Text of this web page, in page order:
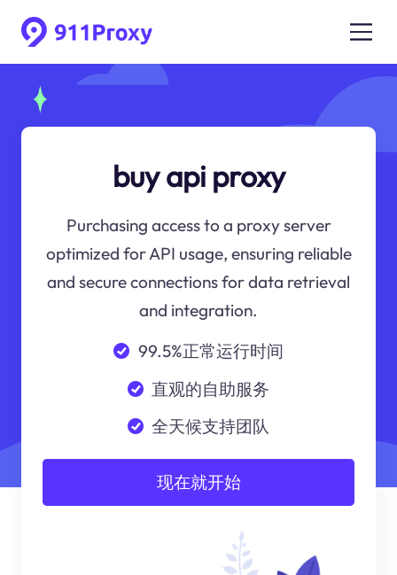
buy api proxy
Purchasing access to a proxy server
optimized for API usage, ensuring reliable
and secure connections for data retrieval
and integration.
99.5%正常运行时间
直观的自助服务
全天候支持团队
现在就开始